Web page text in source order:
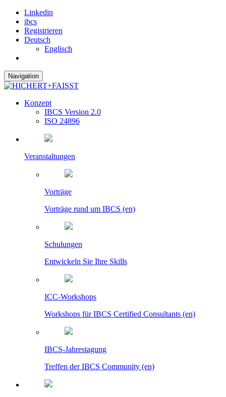
Linkedin
ibcs
Registrieren
Deutsch
Englisch
Navigation
Konzept
IBCS Version 2.0
ISO 24896
Veranstaltungen
Vorträge
Vorträge rund um IBCS (en)
Schulungen
Entwickeln Sie Ihre Skills
ICC-Workshops
Workshops für IBCS Certified Consultants (en)
IBCS-Jahrestagung
Treffen der IBCS Community (en)